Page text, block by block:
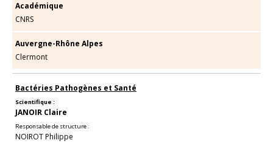
Académique
CNRS
Auvergne-Rhône Alpes
Clermont
Bactéries Pathogènes et Santé
Scientifique :
JANOIR Claire
Responsable de structure :
NOIROT Philippe